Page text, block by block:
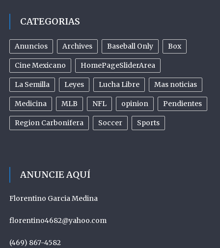
CATEGORIAS
Anuncios Archives Baseball Only Box
Cine Mexicano HomePageSliderArea
La Semilla Leyes Lucha Libre Mas noticias
Medicina MLB NFL opinion Pendientes
Region Carbonifera Soccer Sports
ANUNCIE AQUÍ
Florentino Garcia Medina
florentino4682@yahoo.com
(469) 867-4582